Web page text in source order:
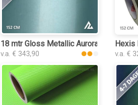
18 mtr Gloss Metallic Aurora Green
v.a. € 343,90
Hexis
v.a. €